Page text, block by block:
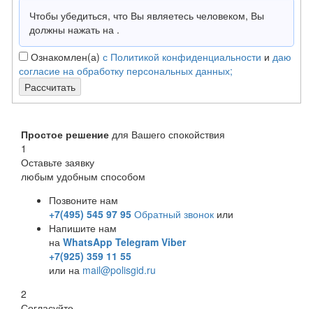
Чтобы убедиться, что Вы являетесь человеком, Вы
должны нажать на .
Ознакомлен(а) с Политикой конфиденциальности и даю
согласие на обработку персональных данных;
Рассчитать
Простое решение для Вашего спокойствия
1
Оставьте заявку
любым удобным способом
Позвоните нам
+7(495) 545 97 95 Обратный звонок или
Напишите нам
на WhatsApp Telegram Viber
+7(925) 359 11 55
или на mail@polisgid.ru
2